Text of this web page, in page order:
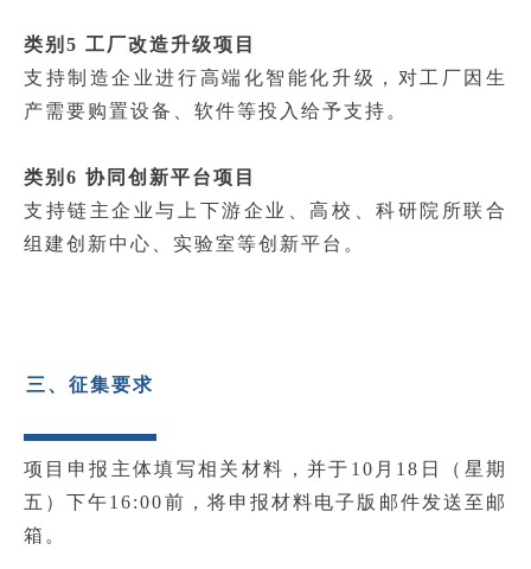
类别5 工厂改造升级项目
支持制造企业进行高端化智能化升级，对工厂因生
产需要购置设备、软件等投入给予支持。
类别6 协同创新平台项目
支持链主企业与上下游企业、高校、科研院所联合
组建创新中心、实验室等创新平台。
三、征集要求
项目申报主体填写相关材料，并于10月18日（星期
五）下午16:00前，将申报材料电子版邮件发送至邮
箱。